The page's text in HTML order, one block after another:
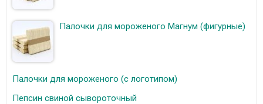
Палочки для мороженого Магнум (фигурные)
Палочки для мороженого (с логотипом)
Пепсин свиной сывороточный